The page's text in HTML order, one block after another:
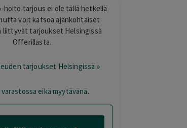
hoito tarjous ei ole tällä hetkellä
voit katsoa ajankohtaiset
liittyvät tarjoukset Helsingissä
Offerillasta.
tarjoukset Helsingissä »
eikä myytävänä.